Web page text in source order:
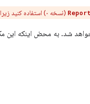
(نسخه ۰) استفاده کنید زیرا گزارش خطای شبکه در Reporting API نسخه ۱ پشتیبانی نمی‌شود.